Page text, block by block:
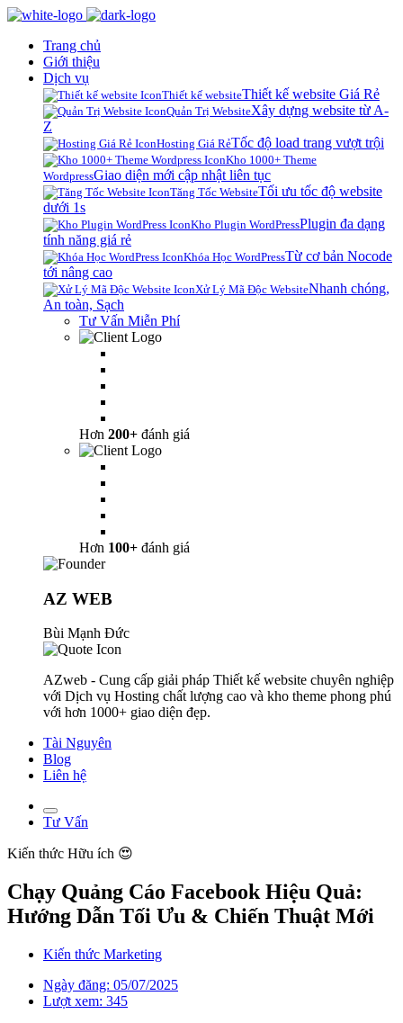
Trang chủ
Giới thiệu
Dịch vụ
Thiết kế websiteThiết kế website Giá Rẻ
Quản Trị WebsiteXây dựng website từ A-
Z
Hosting Giá RẻTốc độ load trang vượt trội
Kho 1000+ Theme
WordpressGiao diện mới cập nhật liên tục
Tăng Tốc WebsiteTối ưu tốc độ website
dưới 1s
Kho Plugin WordPressPlugin đa dạng
tính năng giá rẻ
Khóa Học WordPressTừ cơ bản Nocode
tới nâng cao
Xử Lý Mã Độc WebsiteNhanh chóng,
An toàn, Sạch
Tư Vấn Miễn Phí
Hơn 200+ đánh giá
Hơn 100+ đánh giá
AZ WEB
Bùi Mạnh Đức
AZweb - Cung cấp giải pháp Thiết kế website chuyên nghiệp
với Dịch vụ Hosting chất lượng cao và kho theme phong phú
với hơn 1000+ giao diện đẹp.
Tài Nguyên
Blog
Liên hệ
Tư Vấn
Kiến thức Hữu ích 😍
Chạy Quảng Cáo Facebook Hiệu Quả:
Hướng Dẫn Tối Ưu & Chiến Thuật Mới
Kiến thức Marketing
Ngày đăng: 05/07/2025
Lượt xem: 345